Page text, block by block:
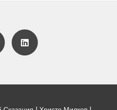
L
i
n
k
i